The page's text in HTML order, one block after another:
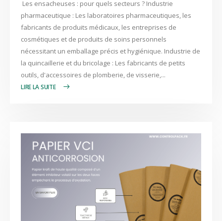
Les ensacheuses : pour quels secteurs ? Industrie
pharmaceutique : Les laboratoires pharmaceutiques, les
fabricants de produits médicaux, les entreprises de
cosmétiques et de produits de soins personnels
nécessitant un emballage précis et hygiénique. Industrie de
la quincaillerie et du bricolage : Les fabricants de petits
outils, d'accessoires de plomberie, de visserie,...